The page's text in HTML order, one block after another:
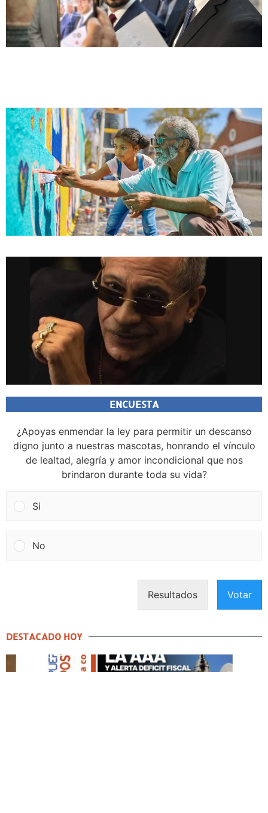
ENCUESTA
¿Apoyas enmendar la ley para permitir un descanso
digno junto a nuestras mascotas, honrando el vínculo
de lealtad, alegría y amor incondicional que nos
brindaron durante toda su vida?
Si
No
Resultados Votar
DESTACADO HOY